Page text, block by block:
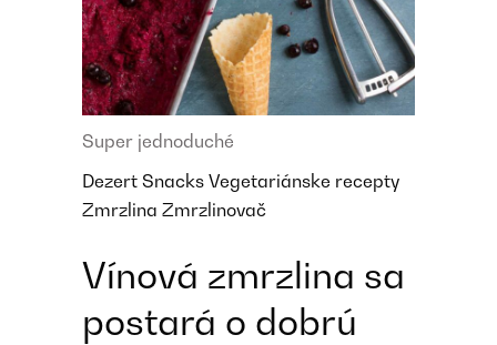
Super jednoduché
Dezert Snacks Vegetariánske recepty
Zmrzlina Zmrzlinovač
Vínová zmrzlina sa
postará o dobrú